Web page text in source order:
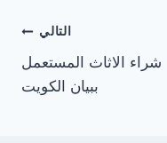
التالي
شراء الاثاث المستعمل
ببيان الكويت